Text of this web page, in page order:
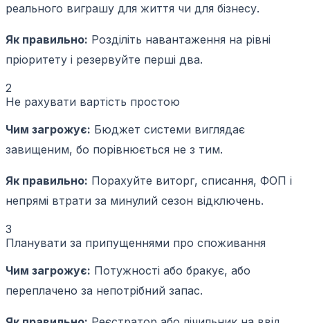
реального виграшу для життя чи для бізнесу.
Як правильно: Розділіть навантаження на рівні
пріоритету і резервуйте перші два.
2
Не рахувати вартість простою
Чим загрожує: Бюджет системи виглядає
завищеним, бо порівнюється не з тим.
Як правильно: Порахуйте виторг, списання, ФОП і
непрямі втрати за минулий сезон відключень.
3
Планувати за припущеннями про споживання
Чим загрожує: Потужності або бракує, або
переплачено за непотрібний запас.